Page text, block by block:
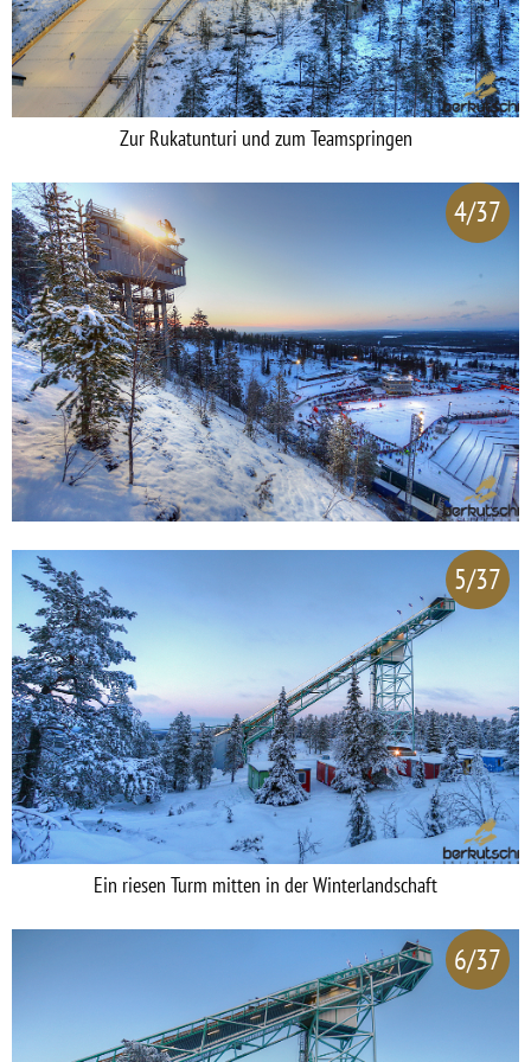
Zur Rukatunturi und zum Teamspringen
4/37
5/37
Ein riesen Turm mitten in der Winterlandschaft
6/37